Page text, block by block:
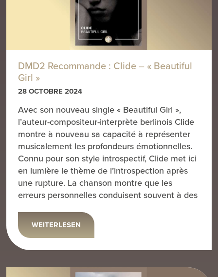
DMD2 Recommande : Clide – « Beautiful
Girl »
28 OCTOBRE 2024
Avec son nouveau single « Beautiful Girl »,
l’auteur-compositeur-interprète berlinois Clide
montre à nouveau sa capacité à représenter
musicalement les profondeurs émotionnelles.
Connu pour son style introspectif, Clide met ici
en lumière le thème de l’introspection après
une rupture. La chanson montre que les
erreurs personnelles conduisent souvent à des
WEITERLESEN